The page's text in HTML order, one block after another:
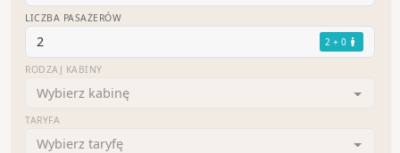
LICZBA PASAŻERÓW
2 2 + 0
RODZAJ KABINY
Wybierz kabinę
TARYFA
Wybierz taryfę